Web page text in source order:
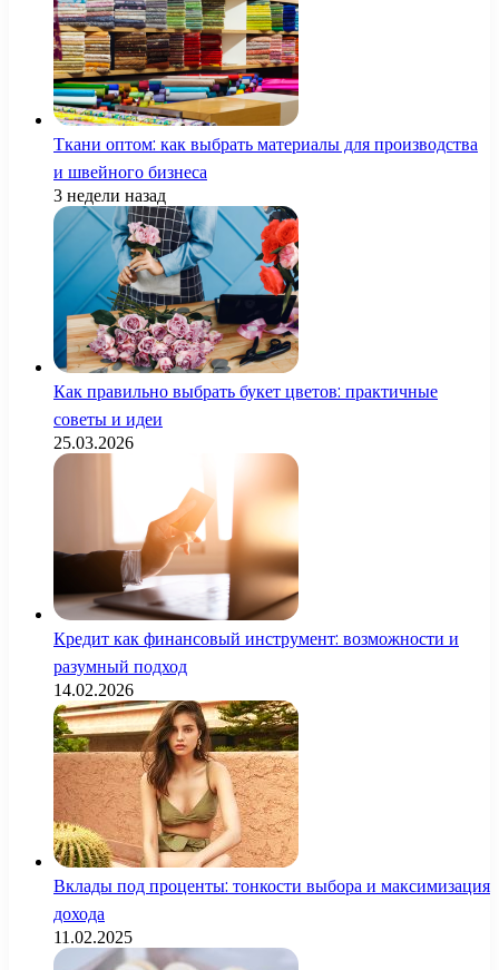
Ткани оптом: как выбрать материалы для производства
и швейного бизнеса
3 недели назад
Как правильно выбрать букет цветов: практичные
советы и идеи
25.03.2026
Кредит как финансовый инструмент: возможности и
разумный подход
14.02.2026
Вклады под проценты: тонкости выбора и максимизация
дохода
11.02.2025